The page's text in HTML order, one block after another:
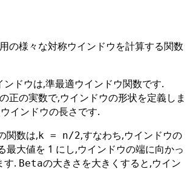
の様々な対称ウインドウを計算する関数
ンドウは,準最適ウインドウ関数です.
正の実数で,ウインドウの形状を定義しま
インドウの長さです.
関数は, k = n/2,すなわち,ウインドウの
最大値を 1 にし,ウインドウの端に向かっ
す. Betaの大きさを大きくすると,ウイン